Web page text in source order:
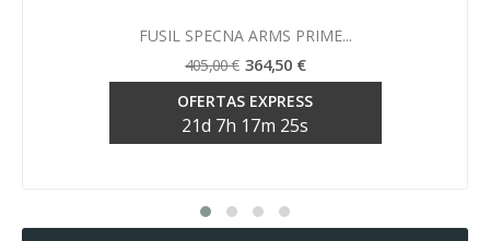
Vista rápida
FUSIL SPECNA ARMS PRIME...
405,00 € 364,50 €
OFERTAS EXPRESS
21d 7h 17m 24s